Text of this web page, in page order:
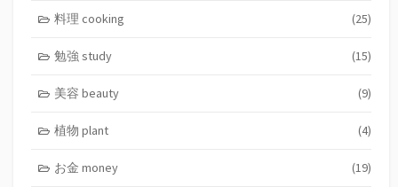
料理 cooking (25)
勉強 study (15)
美容 beauty (9)
植物 plant (4)
お金 money (19)